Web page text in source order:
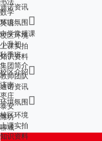
迪诺资讯
环境氛围
校区环境
上课实拍
知识资料
校区介绍
济南
枣庄
泰安
潍坊
聊城
数学
英语
中学常规课
小升初
秋季班
集团简介
教师团队
迪诺资讯
环境氛围
校区环境
上课实拍
知识资料